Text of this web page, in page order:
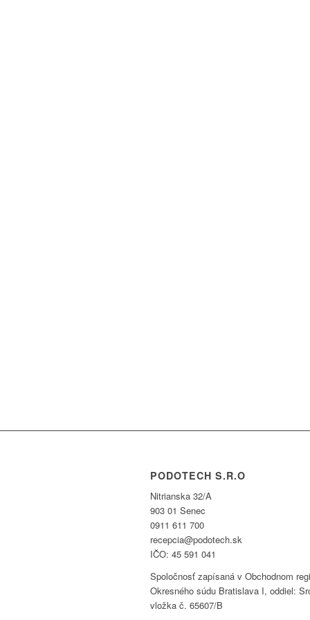
PODOTECH S.R.O
Nitrianska 32/A
903 01 Senec
0911 611 700
recepcia@podotech.sk
IČO: 45 591 041
Spoločnosť zapísaná v Obchodnom
Okresného súdu Bratislava I, oddiel:
vložka č. 65607/B